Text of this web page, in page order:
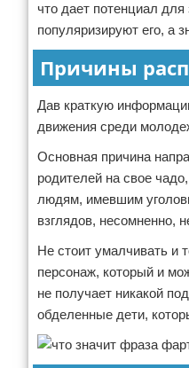
что дает потенциал
популяризируют его, а
Причины
Дав краткую
движения среди
Основная причина
родителей на свое
людям, имевшим
взглядов, несомненно,
Не стоит умалчивать и
персонаж, который и
не получает никакой
обделенные дети,